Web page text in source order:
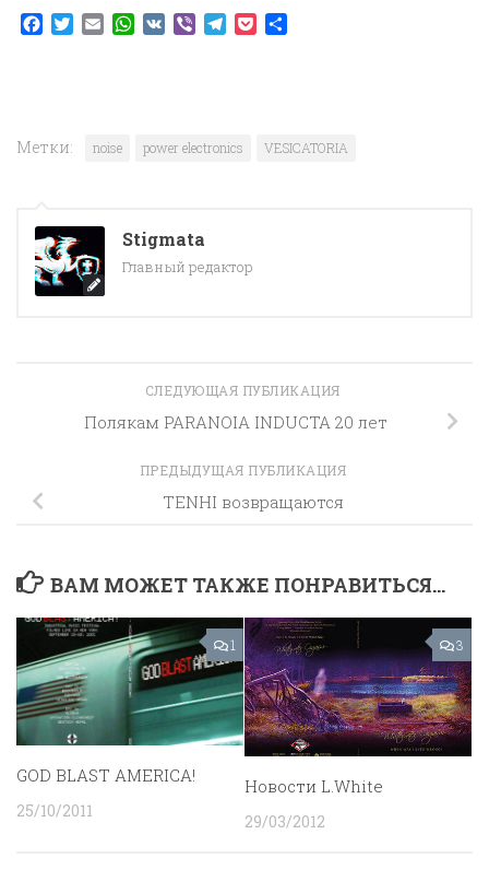
Facebook
TwitterEmailWhatsApp
VK ViberTelegram
Pocket
Метки: noise power electronics VESICATORIA
Stigmata
Главный редактор
СЛЕДУЮЩАЯ ПУБЛИКАЦИЯ
Полякам PARANOIA INDUCTA 20 лет
ПРЕДЫДУЩАЯ ПУБЛИКАЦИЯ
TENHI возвращаются
ВАМ МОЖЕТ ТАКЖЕ ПОНРАВИТЬСЯ...
1
GOD BLAST AMERICA!
25/10/2011
3
Новости L.White
29/03/2012